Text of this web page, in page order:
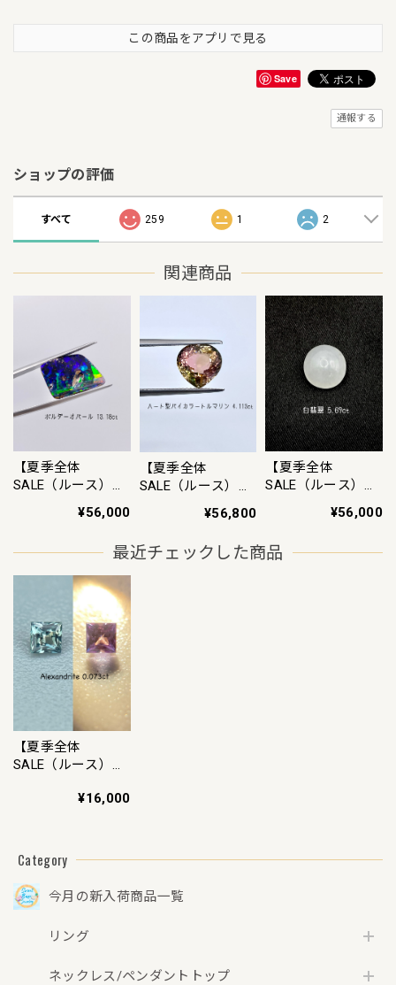
この商品をアプリで見る
Save
通報する
ショップの評価
すべて 259 1 2
関連商品
【夏季全体
SALE（ルース）
前の水平線》ボル
13.18ct ルース
¥56,000
【夏季全体
SALE（ルース）
ートルマリン¥56,800
【夏季全体
SALE（ルース）
5.69ct ルース¥56,000
最近チェックした商品
【夏季全体
SALE（ルース）
ンドライト 0.073ct
¥16,000
Category
今月の新入荷商品一覧
リング
ネックレス/ペンダントトップ